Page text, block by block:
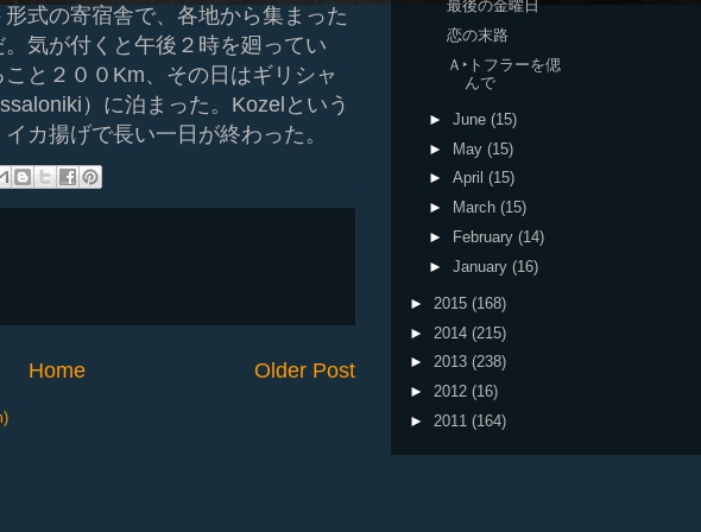
式の寄宿舎で、各地から集まった
気が付くと午後２時を廻ってい
と２００ Km、その日はギリシャ
）に泊まった。 Kozel という
カ揚げで長い一日が終わった。
Older Post
Home
最後の金曜日
恋の末路
Ａ‣トフラーを偲
んで
► June (15)
► May (15)
► April (15)
►
March (15)
►
February (14)
► January (16)
► 2015 (168)
► 2014 (215)
► 2013 (238)
► 2012 (16)
► 2011 (164)